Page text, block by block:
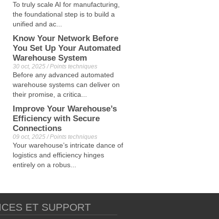
To truly scale AI for manufacturing,
the foundational step is to build a
unified and ac...
Know Your Network Before
You Set Up Your Automated
Warehouse System
30 oct, 2025 / Points techniques
Before any advanced automated
warehouse systems can deliver on
their promise, a critica...
Improve Your Warehouse’s
Efficiency with Secure
Connections
09 oct, 2025 / Points techniques
Your warehouse’s intricate dance of
logistics and efficiency hinges
entirely on a robus...
ET SUPPORT